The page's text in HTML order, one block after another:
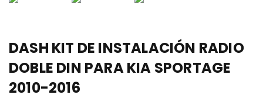
DASH KIT DE INSTALACIÓN RADIO
DOBLE DIN PARA KIA SPORTAGE
2010-2016